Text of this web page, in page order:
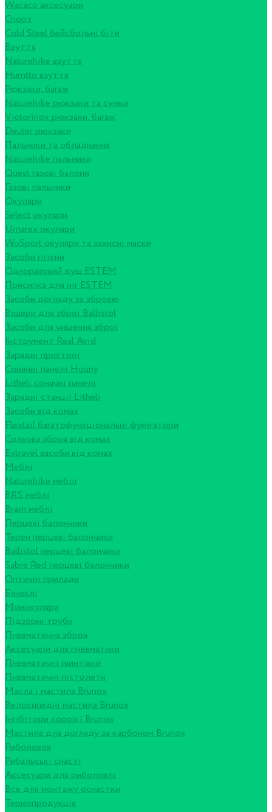
Wacaco аксесуари
Спорт
Cold Steel бейсбольні біти
Взуття
Naturehike взуття
Humtto взуття
Рюкзаки, багаж
Naturehike рюкзаки та сумки
Victorinox рюкзаки, багаж
Deuter рюкзаки
Пальники та обладнання
Naturehike пальники
Quest газові балони
Газові пальники
Окуляри
Select окуляри
Umarex окуляри
WoSport окуляри та захисні маски
Засоби гігієни
Одноразовий душ ESTEM
Присипка для ніг ESTEM
Засоби догляду за зброєю
Вішери для зброї Ballistol
Засоби для чищення зброї
Інструмент Real Avid
Зарядні пристрої
Сонячні панелі Houny
Litheli сонячні панелі
Зарядні станції Litheli
Засоби від комах
Flextail багатофункціональні фумігатори
Сольова зброя від комах
Extravel засоби від комах
Меблі
Naturehike меблі
BRS меблі
Brain меблі
Перцеві балончики
Терен перцеві балончики
Ballistol перцеві балончики
Sabre Red перцеві балончики
Оптичні прилади
Біноклі
Монокуляри
Підзорні труби
Пневматична зброя
Аксесуари для пневматики
Пневматичні гвинтівки
Пневматичні пістолети
Масла і мастила Brunox
Велосипедні мастила Brunox
Інгібітори корозії Brunox
Мастила для догляду за карбоном Brunox
Риболовля
Рибальські снасті
Аксесуари для риболовлі
Все для монтажу оснастки
Термопродукція